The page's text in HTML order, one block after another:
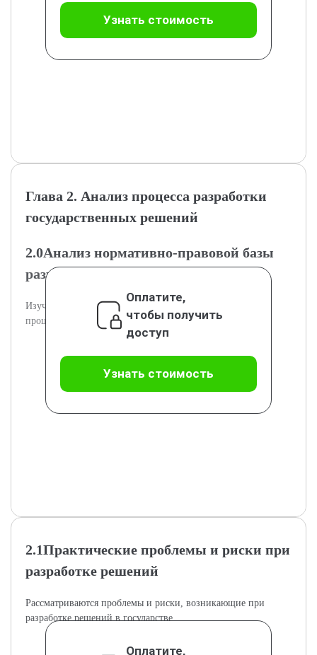
Узнать стоимость
Глава 2. Анализ процесса разработки
государственных решений
2.0Анализ нормативно-правовой базы
разработки решений
Изучается законодательство и нормативы, регулирующие
процесс разработки решений.
Оплатите,
чтобы получить
доступ
Узнать стоимость
2.1Практические проблемы и риски при
разработке решений
Рассматриваются проблемы и риски, возникающие при
разработке решений в государстве.
Оплатите,